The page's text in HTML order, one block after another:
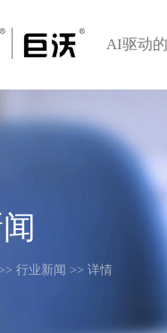
AI驱动
>> 行业新闻 >> 详情